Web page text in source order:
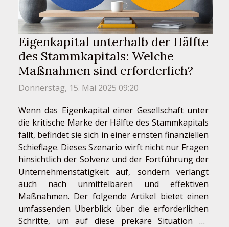
Eigenkapital unterhalb der Hälfte
des Stammkapitals: Welche
Maßnahmen sind erforderlich?
Donnerstag, 15. Mai 2025 09:20
Wenn das Eigenkapital einer Gesellschaft unter
die kritische Marke der Hälfte des Stammkapitals
fällt, befindet sie sich in einer ernsten finanziellen
Schieflage. Dieses Szenario wirft nicht nur Fragen
hinsichtlich der Solvenz und der Fortführung der
Unternehmenstätigkeit auf, sondern verlangt
auch nach unmittelbaren und effektiven
Maßnahmen. Der folgende Artikel bietet einen
umfassenden Überblick über die erforderlichen
Schritte, um auf diese prekäre Situation zu